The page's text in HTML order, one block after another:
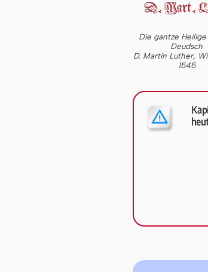
Die gantze
Deudsch
D. Martin Luther,
1545